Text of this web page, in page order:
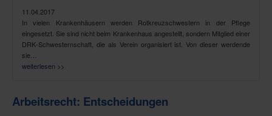
11.04.2017
In vielen Krankenhäusern werden Rotkreuzschwestern in der Pflege
eingesetzt. Sie sind nicht beim Krankenhaus angestellt, sondern Mitglied einer
DRK-Schwesternschaft, die als Verein organisiert ist. Von dieser werdende
sie…
weiterlesen >>
Arbeitsrecht: Entscheidungen